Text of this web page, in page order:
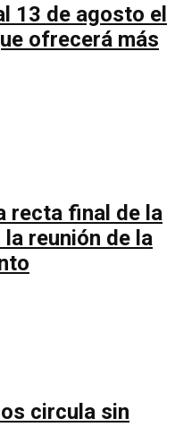
13 de agosto el
ofrecerá más
recta final de la
reunión de la
circula sin